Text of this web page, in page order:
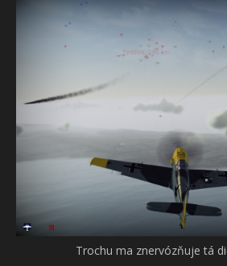
Trochu ma znervózňuje tá